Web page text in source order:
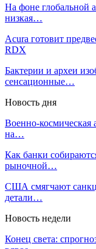
На фоне глобальной
низкая…
Acura готовит
RDX
Бактерии и археи
сенсационные…
Новость дня
Военно-
на…
Как банки
рыночной…
США смягчают
детали…
Новость недели
Конец света: